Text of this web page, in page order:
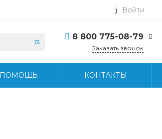
Войти
8 800 775-08-79
г. Москва, БЦ Вятский,
Заказать звонок
ПОМОЩЬ КОНТАКТЫ